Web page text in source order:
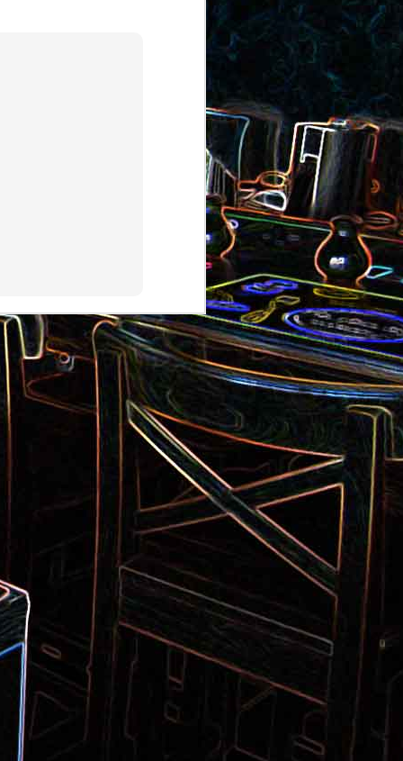
Quiche sans pâte au chorizo
et aux pommes de terre
poêle
Pizza aux pommes de terre et
aux tomates séchées
de Salade de thon aux câpres et
aux deux olives